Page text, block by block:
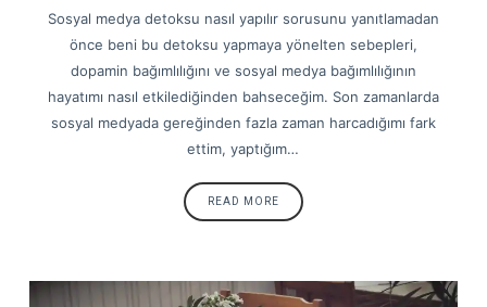
Sosyal medya detoksu nasıl yapılır sorusunu yanıtlamadan
önce beni bu detoksu yapmaya yönelten sebepleri,
dopamin bağımlılığını ve sosyal medya bağımlılığının
hayatımı nasıl etkilediğinden bahseceğim. Son zamanlarda
sosyal medyada gereğinden fazla zaman harcadığımı fark
ettim, yaptığım…
READ MORE